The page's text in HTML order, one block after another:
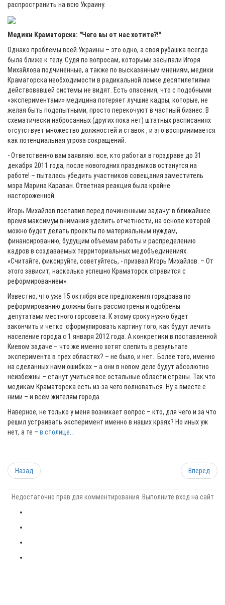
распространить на всю Украину.
Медики Краматорска: "Чего вы от нас хотите?!"
Однако проблемы всей Украины – это одно, а своя рубашка всегда
была ближе к телу. Судя по вопросам, которыми засыпали Игоря
Михайлова подчиненные, а также по высказанным мнениям, медики
Краматорска необходимости в радикальной ломке десятилетиями
действовавшей системы не видят. Есть опасения, что с подобными
«экспериментами» медицина потеряет лучшие кадры, которые, не
желая быть подопытными, просто перекочуют в частный бизнес. В
схематически набросанных (других пока нет) штатных расписаниях
отсутствует множество должностей и ставок , и это воспринимается
как потенциальная угроза сокращений.
- Ответственно вам заявляю: все, кто работал в горздраве до 31
декабря 2011 года, после новогодних праздников останутся на
работе! – пыталась убедить участников совещания заместитель
мэра Марина Караван. Ответная реакция была крайне
настороженной.
Игорь Михайлов поставил перед починенными задачу: в ближайшее
время максимум внимания уделить отчетности, на основе которой
можно будет делать проекты по материальным нуждам,
финансированию, будущим объемам работы и распределению
кадров в создаваемых территориальных медобъединениях.
«Считайте, фиксируйте, советуйтесь, - призвал Игорь Михайлов. – От
этого зависит, насколько успешно Краматорск справится с
реформированием».
Известно, что уже 15 октября все предложения горздрава по
реформированию должны быть рассмотрены и одобрены
депутатами местного горсовета. К этому сроку нужно будет
закончить и четко сформулировать картину того, как будут лечить
население города с 1 января 2012 года. А конкретики в поставленной
Киевом задаче – что же именно хотят слепить в результате
эксперимента в трех областях? – не было, и нет. Более того, именно
на сделанных нами ошибках – а они в новом деле будут абсолютно
неизбежны – станут учиться все остальные области страны. Так что
медикам Краматорска есть из-за чего волноваться. Ну а вместе с
ними – и всем жителям города.
Наверное, не только у меня возникает вопрос – кто, для чего и за что
решил устраивать эксперимент именно в наших краях? Но иных уж
нет, а те – в столице
Назад Вперёд
Недостаточно прав для комментирования. Выполните вход на сайт